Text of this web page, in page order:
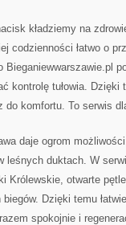
kładziemy na
codzienności łatwo o
Bieganiewwarszawie.pl
kontrolę tułowia.
do komfortu. To serwis
daje ogrom
leśnych duktach. W
Królewskie, otwarte
biegów. Dzięki temu
spokojnie i